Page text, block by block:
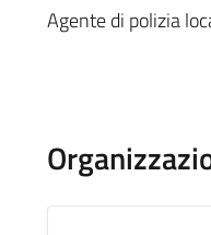
Agente di polizia